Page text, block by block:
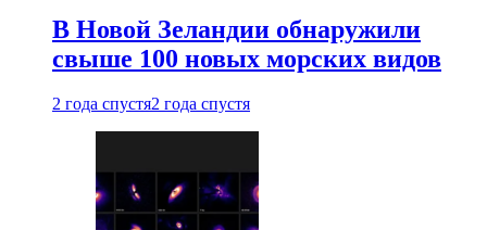
В Новой Зеландии обнаружили
свыше 100 новых морских видов
2 года спустя2 года спустя